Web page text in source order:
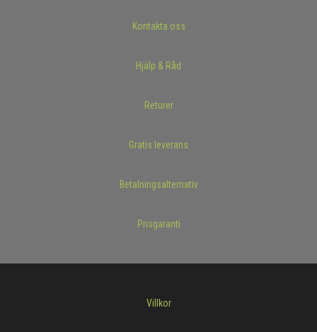
Kontakta oss
Hjälp & Råd
Returer
Gratis leverans
Betalningsalternativ
Prisgaranti
Villkor